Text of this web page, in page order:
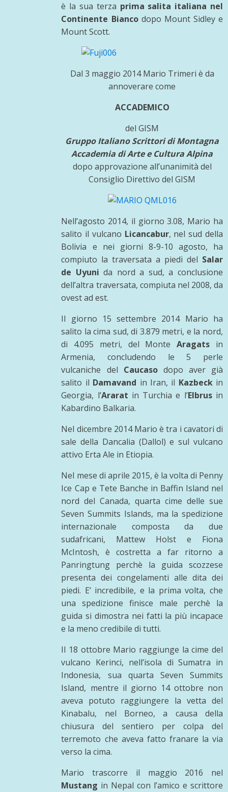
è la sua terza prima salita italiana nel
Continente Biancodopo Mount Sidley e
Mount Scott.
Dal 3 maggio 2014 Mario Trimeri è da
annoverare come
ACCADEMICO
del GISM
Gruppo Italiano Scrittori di Montagna
Accademia di Arte e Cultura Alpina
dopo approvazione all’unanimità del
Consiglio Direttivo del GISM
Nell’agosto 2014, il giorno 3.08, Mario ha
salito il vulcano Licancabur, nel sud della
Bolivia e nei giorni 8-9-10 agosto, ha
compiuto la traversata a piedi del Salar
de Uyuni da nord a sud, a conclusione
dell’altra traversata, compiuta nel 2008, da
ovest ad est.
Il giorno 15 settembre 2014 Mario ha
salito la cima sud, di 3.879 metri, e la nord,
di 4.095 metri, del Monte Aragats in
Armenia, concludendo le 5 perle
vulcaniche del Caucasodopo aver già
salito il Damavand in Iran, il Kazbeckin
Georgia, l’Ararat in Turchia e l’Elbrusin
Kabardino Balkaria.
Nel dicembre 2014 Mario è tra i cavatori di
sale della Dancalia (Dallol) e sul vulcano
attivo Erta Ale in Etiopia.
Nel mese di aprile 2015, è la volta di Penny
Ice Cap e Tete Banche in Baffin Island nel
nord del Canada, quarta cime delle sue
Seven Summits Islands, ma la spedizione
internazionale composta da due
sudafricani, Mattew Holst e Fiona
McIntosh, è costretta a far ritorno a
Panringtung perchè la guida scozzese
presenta dei congelamenti alle dita dei
piedi. E’ incredibile, e la prima volta, che
una spedizione finisce male perchè la
guida si dimostra nei fatti la più incapace
e la meno credibile di tutti.
Il 18 ottobre Mario raggiunge la cime del
vulcano Kerinci, nell’isola di Sumatra in
Indonesia, sua quarta Seven Summits
Island, mentre il giorno 14 ottobre non
aveva potuto raggiungere la vetta del
Kinabalu, nel Borneo, a causa della
chiusura del sentiero per colpa del
terremoto che aveva fatto franare la via
verso la cima.
Mario trascorre il maggio 2016 nel
Mustang in Nepal con l’amico e scrittore